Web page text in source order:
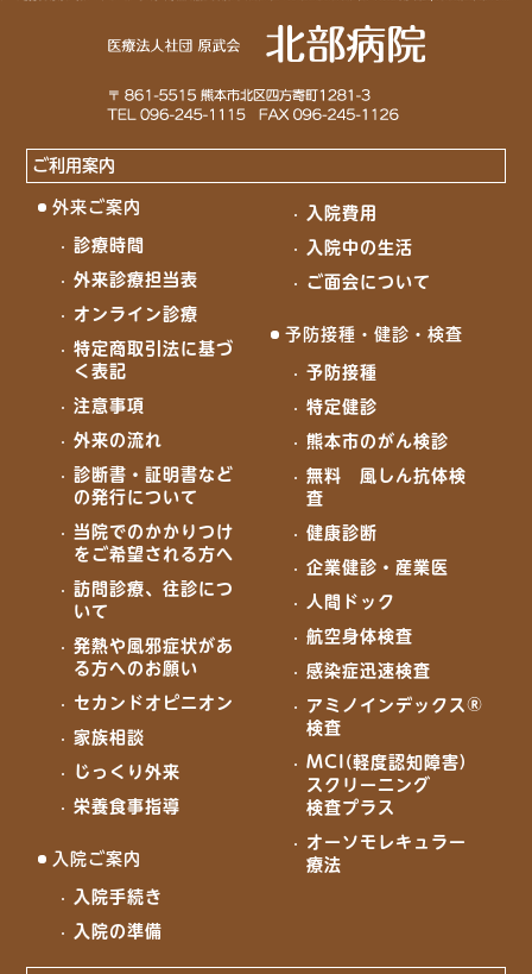
ご利用案内
外来ご案内
診療時間
外来診療担当表
オンライン診療
特定商取引法に基づ
く表記
注意事項
外来の流れ
診断書・証明書など
の発行について
当院でのかかりつけ
をご希望される方へ
訪問診療、往診につ
いて
発熱や風邪症状があ
る方へのお願い
セカンドオピニオン
家族相談
じっくり外来
栄養食事指導
入院ご案内
入院手続き
入院の準備
入院費用
入院中の生活
ご面会について
予防接種・健診・検査
予防接種
特定健診
熊本市のがん検診
無料 風しん抗体検
査
健康診断
企業健診・産業医
人間ドック
航空身体検査
感染症迅速検査
アミノインデックス®
検査
MCI(軽度認知障害)
スクリーニング
検査プラス
オーソモレキュラー
療法